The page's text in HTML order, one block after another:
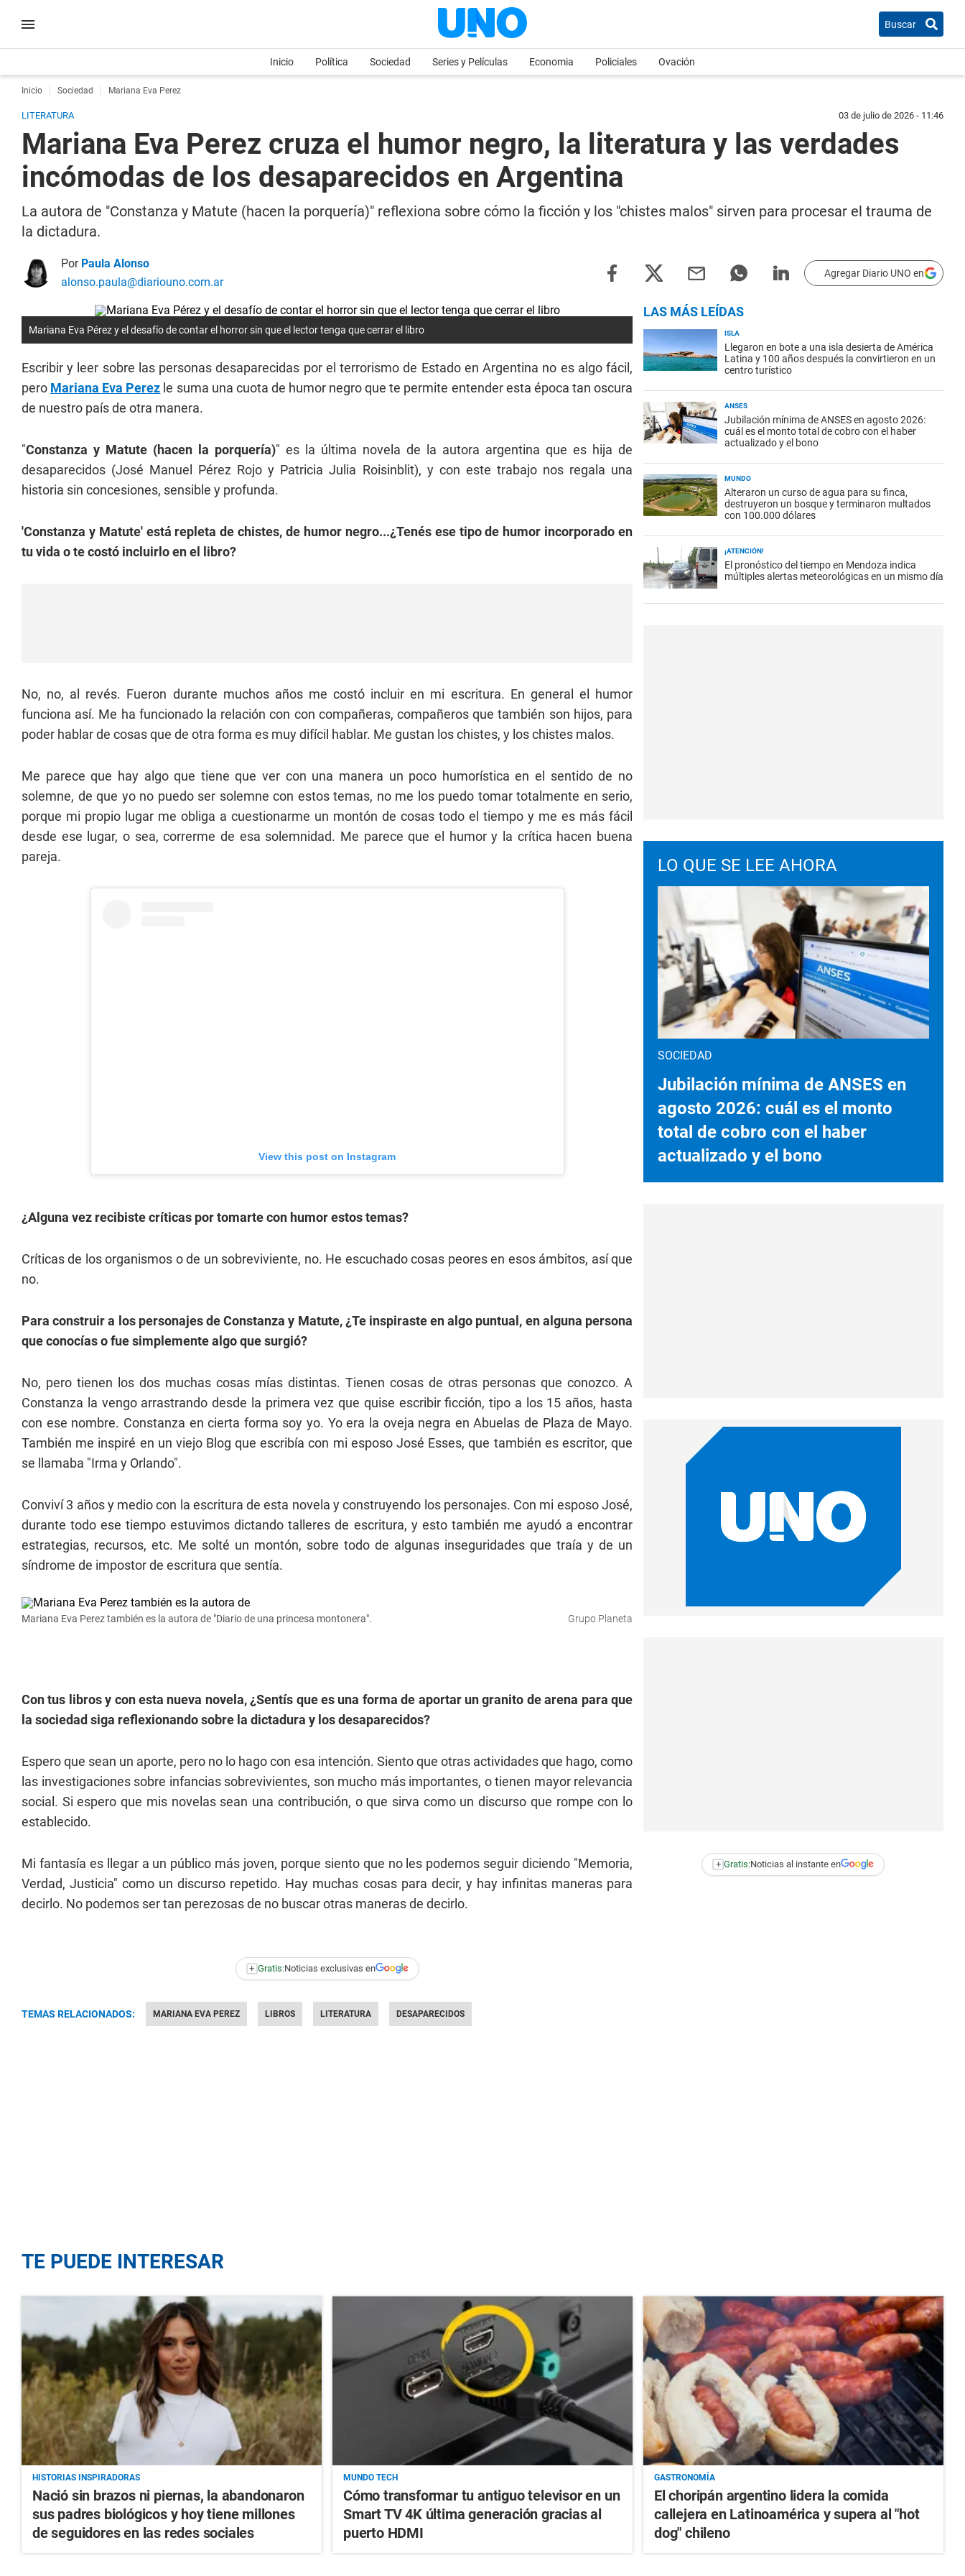
Buscar
Inicio Política Sociedad Series y Películas Economia Policiales Ovación
Inicio Sociedad Mariana Eva Perez
LITERATURA 03 de julio de 2026 - 11:46
Mariana Eva Perez cruza el humor negro, la literatura y las verdades
incómodas de los desaparecidos en Argentina
La autora de "Constanza y Matute (hacen la porquería)" reflexiona sobre cómo la ficción y los "chistes malos" sirven para procesar el trauma de
la dictadura.
Por Paula Alonso
alonso.paula@diariouno.com.ar
Agregar Diario UNO en
Mariana Eva Pérez y el desafío de contar el horror sin que el lector tenga que cerrar el libro
Escribir y leer sobre las personas desaparecidas por el terrorismo de Estado en Argentina no es algo fácil,
pero Mariana Eva Perez le suma una cuota de humor negro que te permite entender esta época tan oscura
de nuestro país de otra manera.
"Constanza y Matute (hacen la porquería)" es la última novela de la autora argentina que es hija de
desaparecidos (José Manuel Pérez Rojo y Patricia Julia Roisinblit), y con este trabajo nos regala una
historia sin concesiones, sensible y profunda.
'Constanza y Matute' está repleta de chistes, de humor negro...¿Tenés ese tipo de humor incorporado en
tu vida o te costó incluirlo en el libro?
No, no, al revés. Fueron durante muchos años me costó incluir en mi escritura. En general el humor
funciona así. Me ha funcionado la relación con con compañeras, compañeros que también son hijos, para
poder hablar de cosas que de otra forma es muy difícil hablar. Me gustan los chistes, y los chistes malos.
Me parece que hay algo que tiene que ver con una manera un poco humorística en el sentido de no
solemne, de que yo no puedo ser solemne con estos temas, no me los puedo tomar totalmente en serio,
porque mi propio lugar me obliga a cuestionarme un montón de cosas todo el tiempo y me es más fácil
desde ese lugar, o sea, correrme de esa solemnidad. Me parece que el humor y la crítica hacen buena
pareja.
View this post on Instagram
¿Alguna vez recibiste críticas por tomarte con humor estos temas?
Críticas de los organismos o de un sobreviviente, no. He escuchado cosas peores en esos ámbitos, así que
no.
Para construir a los personajes de Constanza y Matute, ¿Te inspiraste en algo puntual, en alguna persona
que conocías o fue simplemente algo que surgió?
No, pero tienen los dos muchas cosas mías distintas. Tienen cosas de otras personas que conozco. A
Constanza la vengo arrastrando desde la primera vez que quise escribir ficción, tipo a los 15 años, hasta
con ese nombre. Constanza en cierta forma soy yo. Yo era la oveja negra en Abuelas de Plaza de Mayo.
También me inspiré en un viejo Blog que escribía con mi esposo José Esses, que también es escritor, que
se llamaba "Irma y Orlando".
Conviví 3 años y medio con la escritura de esta novela y construyendo los personajes. Con mi esposo José,
durante todo ese tiempo estuvimos dictando talleres de escritura, y esto también me ayudó a encontrar
estrategias, recursos, etc. Me solté un montón, sobre todo de algunas inseguridades que traía y de un
síndrome de impostor de escritura que sentía.
Mariana Eva Perez también es la autora de "Diario de una princesa montonera". Grupo Planeta
Con tus libros y con esta nueva novela, ¿Sentís que es una forma de aportar un granito de arena para que
la sociedad siga reflexionando sobre la dictadura y los desaparecidos?
Espero que sean un aporte, pero no lo hago con esa intención. Siento que otras actividades que hago, como
las investigaciones sobre infancias sobrevivientes, son mucho más importantes, o tienen mayor relevancia
social. Si espero que mis novelas sean una contribución, o que sirva como un discurso que rompe con lo
establecido.
Mi fantasía es llegar a un público más joven, porque siento que no les podemos seguir diciendo "Memoria,
Verdad, Justicia" como un discurso repetido. Hay muchas cosas para decir, y hay infinitas maneras para
decirlo. No podemos ser tan perezosas de no buscar otras maneras de decirlo.
+ Gratis:Noticias exclusivas en
TEMAS RELACIONADOS: MARIANA EVA PEREZ LIBROS LITERATURA DESAPARECIDOS
LAS MÁS LEÍDAS
ISLA
Llegaron en bote a una isla desierta de América
Latina y 100 años después la convirtieron en un
centro turístico
ANSES
Jubilación mínima de ANSES en agosto 2026:
cuál es el monto total de cobro con el haber
actualizado y el bono
MUNDO
Alteraron un curso de agua para su finca,
destruyeron un bosque y terminaron multados
con 100.000 dólares
¡ATENCIÓN!
El pronóstico del tiempo en Mendoza indica
múltiples alertas meteorológicas en un mismo día
LO QUE SE LEE AHORA
SOCIEDAD
Jubilación mínima de ANSES en
agosto 2026: cuál es el monto
total de cobro con el haber
actualizado y el bono
+ Gratis:Noticias al instante en
TE PUEDE INTERESAR
HISTORIAS INSPIRADORAS
Nació sin brazos ni piernas, la abandonaron
sus padres biológicos y hoy tiene millones
de seguidores en las redes sociales
MUNDO TECH
Cómo transformar tu antiguo televisor en un
Smart TV 4K última generación gracias al
puerto HDMI
GASTRONOMÍA
El choripán argentino lidera la comida
callejera en Latinoamérica y supera al "hot
dog" chileno